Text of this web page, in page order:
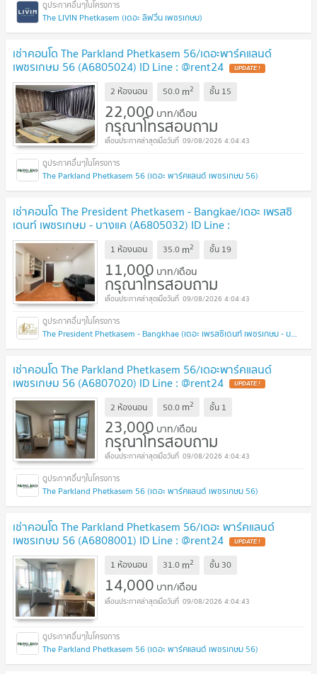
The LIVIN Phetkasem (เดอะ ลิฟวิ่น เพชรเกษม)
เช่าคอนโด The Parkland Phetkasem 56/เดอะพาร์คแลนด์
เพชรเกษม 56 (A6805024) ID Line : @rent24
2 ห้องนอน 50.0 m2 ชั้น 15
22,000 บาท/เดือน
กรุณาโทรสอบถาม
09/08/2026 4:04:43
The Parkland Phetkasem 56 (เดอะ พาร์คแลนด์ เพชรเกษม 56)
เช่าคอนโด The President Phetkasem - Bangkae/เดอะ เพรสซิ
เดนท์ เพชรเกษม - บางแค (A6805032) ID Line :
@rent24
1 ห้องนอน 35.0 m2 ชั้น 19
11,000 บาท/เดือน
กรุณาโทรสอบถาม
09/08/2026 4:04:43
The President Phetkasem - Bangkhae (เดอะ เพรสซิเดนท์ เพชรเกษม - บางแค)
เช่าคอนโด The Parkland Phetkasem 56/เดอะพาร์คแลนด์
เพชรเกษม 56 (A6807020) ID Line : @rent24
2 ห้องนอน 50.0 m2 ชั้น 1
23,000 บาท/เดือน
กรุณาโทรสอบถาม
09/08/2026 4:04:43
The Parkland Phetkasem 56 (เดอะ พาร์คแลนด์ เพชรเกษม 56)
เช่าคอนโด The Parkland Phetkasem 56/เดอะ พาร์คแลนด์
เพชรเกษม 56 (A6808001) ID Line : @rent24
1 ห้องนอน 31.0 m2 ชั้น 30
14,000 บาท/เดือน
09/08/2026 4:04:43
The Parkland Phetkasem 56 (เดอะ พาร์คแลนด์ เพชรเกษม 56)